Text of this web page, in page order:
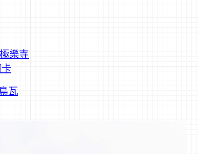
極樂寺
瓦